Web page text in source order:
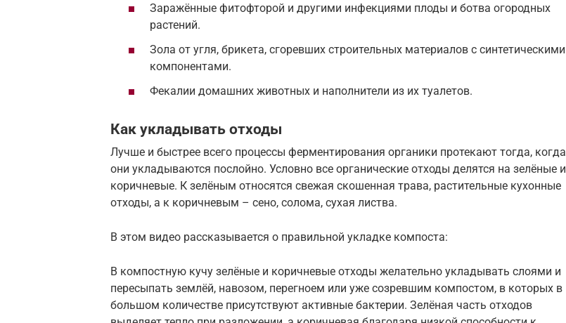
Заражённые фитофторой и другими инфекциями плоды и ботва огородных
растений.
Зола от угля, брикета, сгоревших строительных материалов с синтетическими
компонентами.
Фекалии домашних животных и наполнители из их туалетов.
Как укладывать отходы
Лучше и быстрее всего процессы ферментирования органики протекают тогда, когда
они укладываются послойно. Условно все органические отходы делятся на зелёные и
коричневые. К зелёным относятся свежая скошенная трава, растительные кухонные
отходы, а к коричневым – сено, солома, сухая листва.
В этом видео рассказывается о правильной укладке компоста:
В компостную кучу зелёные и коричневые отходы желательно укладывать слоями и
пересыпать землёй, навозом, перегноем или уже созревшим компостом, в которых в
большом количестве присутствуют активные бактерии. Зелёная часть отходов